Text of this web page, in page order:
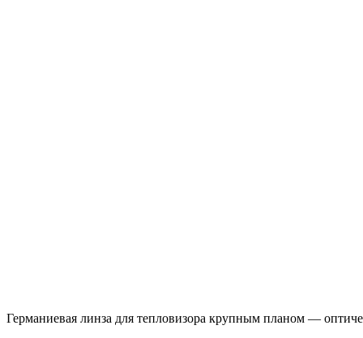
Германиевая линза для тепловизора крупным планом —